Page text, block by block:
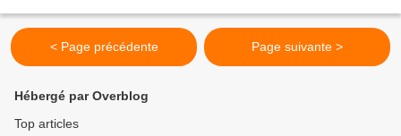
< Page précédente Page suivante >
Hébergé par Overblog
Top articles